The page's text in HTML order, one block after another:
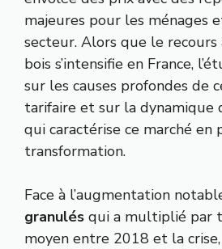
majeures pour les ménages
secteur. Alors que le
bois s’intensifie en France,
sur les causes profondes de
tarifaire et sur la dynamique
qui caractérise ce marché en
transformation.
Face à l’augmentation
granulés qui a multiplié par
moyen entre 2018 et la